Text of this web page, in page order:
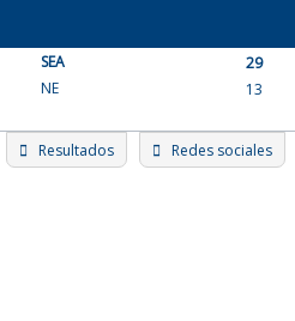
content
SEA
29
NE
13
Resultados Redes sociales